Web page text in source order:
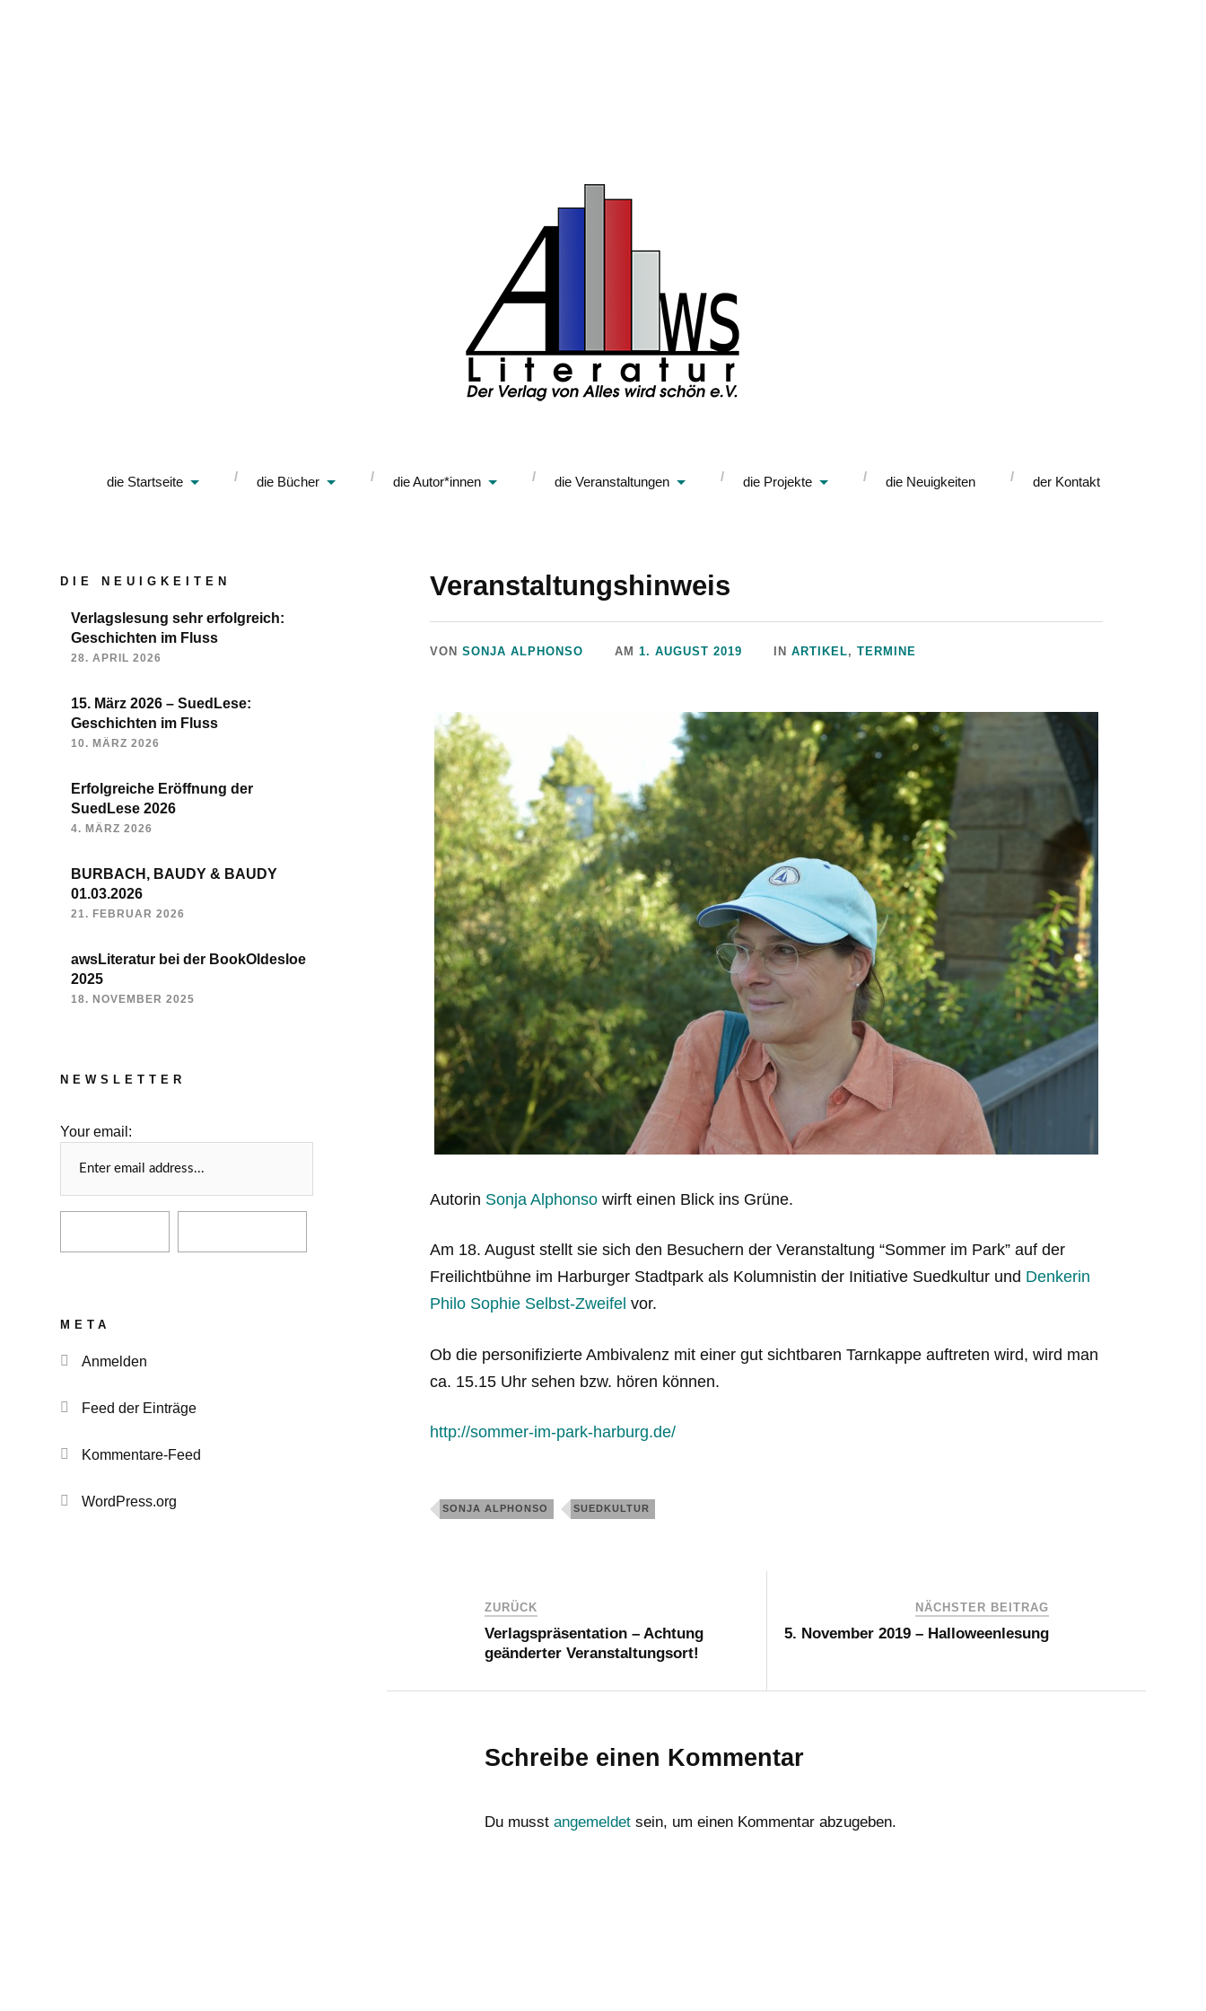
die Startseite die Bücher die Autor*innen die Veranstaltungen die Projekte die Neuigkeiten der Kontakt
Veranstaltungshinweis
VONSONJA ALPHONSO AM1. AUGUST 2019 INARTIKEL,TERMINE
Autorin Sonja Alphonso wirft einen Blick ins Grüne.
Am 18. August stellt sie sich den Besuchern der Veranstaltung “Sommer im Park” auf der
Freilichtbühne im Harburger Stadtpark als Kolumnistin der Initiative Suedkultur und Denkerin
Philo Sophie Selbst-Zweifel vor.
Ob die personifizierte Ambivalenz mit einer gut sichtbaren Tarnkappe auftreten wird, wird man
ca. 15.15 Uhr sehen bzw. hören können.
http://sommer-im-park-harburg.de/
SONJA ALPHONSO SUEDKULTUR
ZURÜCK
Verlagspräsentation – Achtung
geänderter Veranstaltungsort!
NÄCHSTER BEITRAG
5. November 2019 – Halloweenlesung
Schreibe einen Kommentar
Du musst angemeldetsein, um einen Kommentar abzugeben.
DIE NEUIGKEITEN
Verlagslesung sehr erfolgreich:
Geschichten im Fluss
28. APRIL 2026
15. März 2026 – SuedLese:
Geschichten im Fluss
10. MÄRZ 2026
Erfolgreiche Eröffnung der
SuedLese 2026
4. MÄRZ 2026
BURBACH, BAUDY & BAUDY
01.03.2026
21. FEBRUAR 2026
awsLiteratur bei der BookOldesloe
2025
18. NOVEMBER 2025
NEWSLETTER
Your email:
META
Anmelden
Feed der Einträge
Kommentare-Feed
WordPress.org